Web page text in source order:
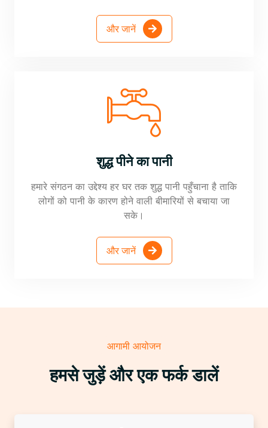
और जानें
शुद्ध पीने का पानी
हमारे संगठन का उद्देश्य हर घर तक शुद्ध पानी पहुँचाना है ताकि
लोगों को पानी के कारण होने वाली बीमारियों से बचाया जा
सके।
और जानें
आगामी आयोजन
हमसे जुड़ें और एक फर्क डालें